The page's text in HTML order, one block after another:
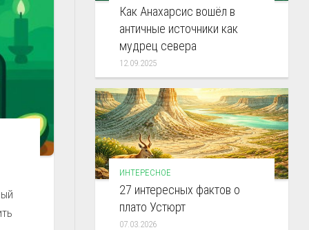
Как Анахарсис вошёл в
античные источники как
мудрец севера
12.09.2025
ИНТЕРЕСНОЕ
27 интересных фактов о
плато Устюрт
07.03.2026